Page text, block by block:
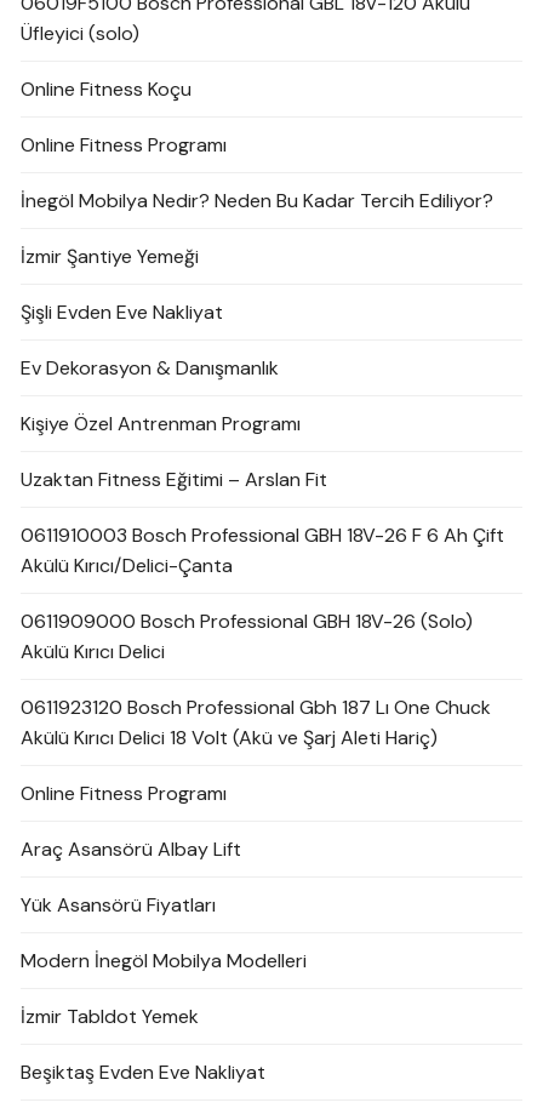
Üfleyici (solo)
Online Fitness Koçu
Online Fitness Programı
İnegöl Mobilya Nedir? Neden Bu Kadar Tercih Ediliyor?
İzmir Şantiye Yemeği
Şişli Evden Eve Nakliyat
Ev Dekorasyon & Danışmanlık
Kişiye Özel Antrenman Programı
Uzaktan Fitness Eğitimi – Arslan Fit
0611910003 Bosch Professional GBH 18V-26 F 6 Ah Çift
Akülü Kırıcı/Delici-Çanta
0611909000 Bosch Professional GBH 18V-26 (Solo)
Akülü Kırıcı Delici
0611923120 Bosch Professional Gbh 187 Lı One Chuck
Akülü Kırıcı Delici 18 Volt (Akü ve Şarj Aleti Hariç)
Online Fitness Programı
Araç Asansörü Albay Lift
Yük Asansörü Fiyatları
Modern İnegöl Mobilya Modelleri
İzmir Tabldot Yemek
Beşiktaş Evden Eve Nakliyat